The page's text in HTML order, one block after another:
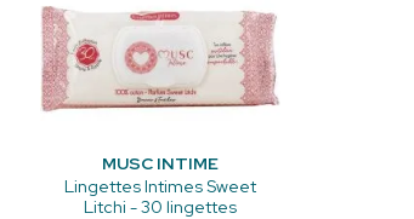
MUSC INTIME
Lingettes Intimes Sweet
Litchi - 30 lingettes